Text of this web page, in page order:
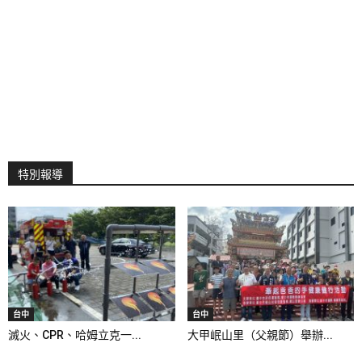
特別報導
台中
滅火、CPR、哈姆立克一...
台中
大甲岷山里（父親節）舉辦...